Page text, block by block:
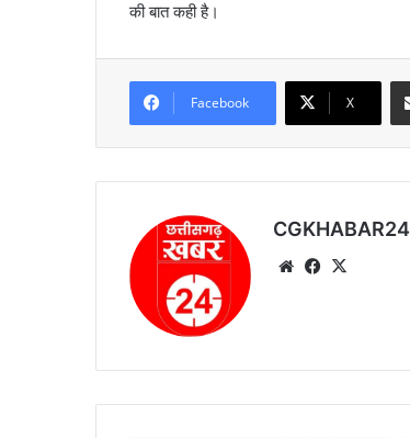
की बात कही है।
Facebook X
CGKHABAR24
We Fa